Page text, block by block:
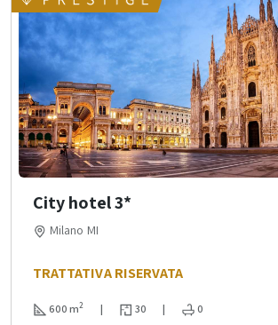
City hotel 3*
Milano MI
TRATTATIVA RISERVATA
600 m2 | 30 | 0